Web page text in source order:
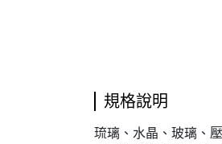
規格說明
琉璃、水晶、玻璃、